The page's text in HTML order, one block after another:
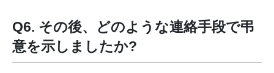
Q6. その後、どのような連絡手段で弔
意を示しましたか?